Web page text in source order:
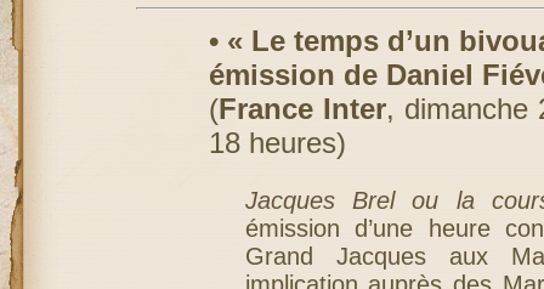
• « Le temps d’un
émission de Daniel
(France Inter, dimanche
18 heures)
Jacques Brel ou la
émission d’une heure
Grand Jacques aux